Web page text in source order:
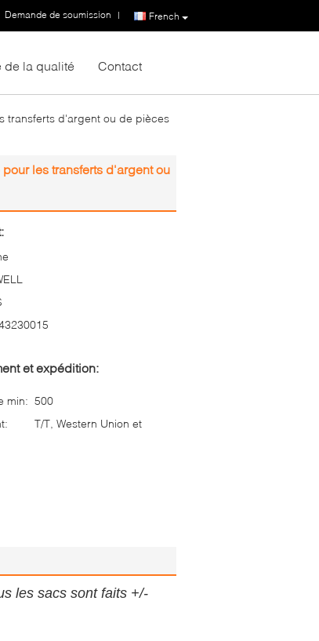
French
Demande de soumission |
de la qualité Contact
transferts d'argent ou de pièces
les transferts d'argent ou
et expédition:
min: 500
T/T, Western Union et
les sacs sont faits +/-